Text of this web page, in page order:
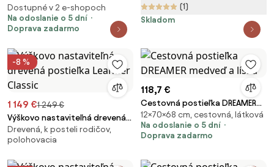
Dostupné v 2 e-shopoch
Na odoslanie o 5 dní
Doprava zadarmo
(1)
Skladom
-8 %
1 149 €1 249 €
Výškovo nastaviteľná drevená
postieľka Leander Classic
Drevená, k posteli rodičov,
polohovacia
118,7 €
Cestovná postieľka DREAMER
medveď a líška
12×70×68 cm, cestovná, látková
Na odoslanie o 5 dní
Doprava zadarmo